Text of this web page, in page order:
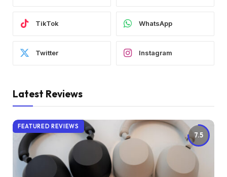
TikTok WhatsApp
Twitter Instagram
Latest Reviews
7.5
FEATURED REVIEWS